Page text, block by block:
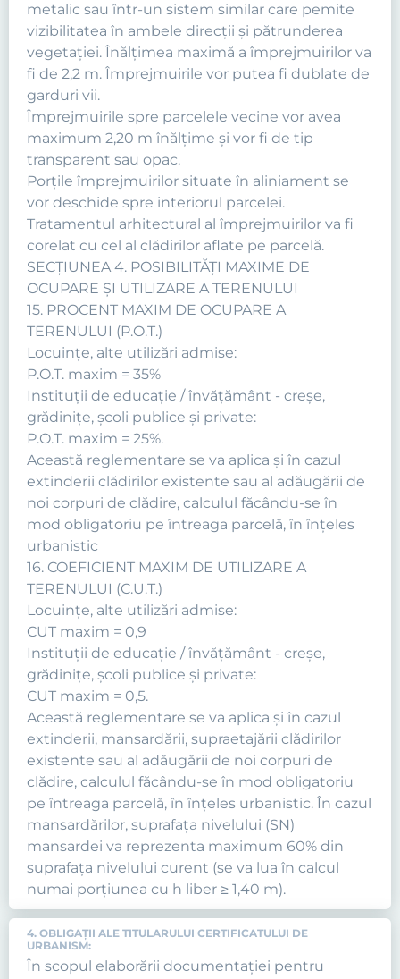
metalic sau într-un sistem similar care pemite
vizibilitatea în ambele direcţii şi pătrunderea
vegetaţiei. Înălţimea maximă a împrejmuirilor va
fi de 2,2 m. Împrejmuirile vor putea fi dublate de
garduri vii.
Împrejmuirile spre parcelele vecine vor avea
maximum 2,20 m înălţime şi vor fi de tip
transparent sau opac.
Porţile împrejmuirilor situate în aliniament se
vor deschide spre interiorul parcelei.
Tratamentul arhitectural al împrejmuirilor va fi
corelat cu cel al clădirilor aflate pe parcelă.
SECŢIUNEA 4. POSIBILITĂŢI MAXIME DE
OCUPARE ŞI UTILIZARE A TERENULUI
15. PROCENT MAXIM DE OCUPARE A
TERENULUI (P.O.T.)
Locuinţe, alte utilizări admise:
P.O.T. maxim = 35%
Instituţii de educaţie / învăţământ - creşe,
grădiniţe, şcoli publice şi private:
P.O.T. maxim = 25%.
Această reglementare se va aplica şi în cazul
extinderii clădirilor existente sau al adăugării de
noi corpuri de clădire, calculul făcându-se în
mod obligatoriu pe întreaga parcelă, în înţeles
urbanistic
16. COEFICIENT MAXIM DE UTILIZARE A
TERENULUI (C.U.T.)
Locuinţe, alte utilizări admise:
CUT maxim = 0,9
Instituţii de educaţie / învăţământ - creşe,
grădiniţe, şcoli publice şi private:
CUT maxim = 0,5.
Această reglementare se va aplica şi în cazul
extinderii, mansardării, supraetajării clădirilor
existente sau al adăugării de noi corpuri de
clădire, calculul făcându-se în mod obligatoriu
pe întreaga parcelă, în înţeles urbanistic. În cazul
mansardărilor, suprafaţa nivelului (SN)
mansardei va reprezenta maximum 60% din
suprafaţa nivelului curent (se va lua în calcul
numai porţiunea cu h liber ≥ 1,40 m).
4. OBLIGAŢII ALE TITULARULUI CERTIFICATULUI DE
URBANISM:
În scopul elaborării documentaţiei pentru